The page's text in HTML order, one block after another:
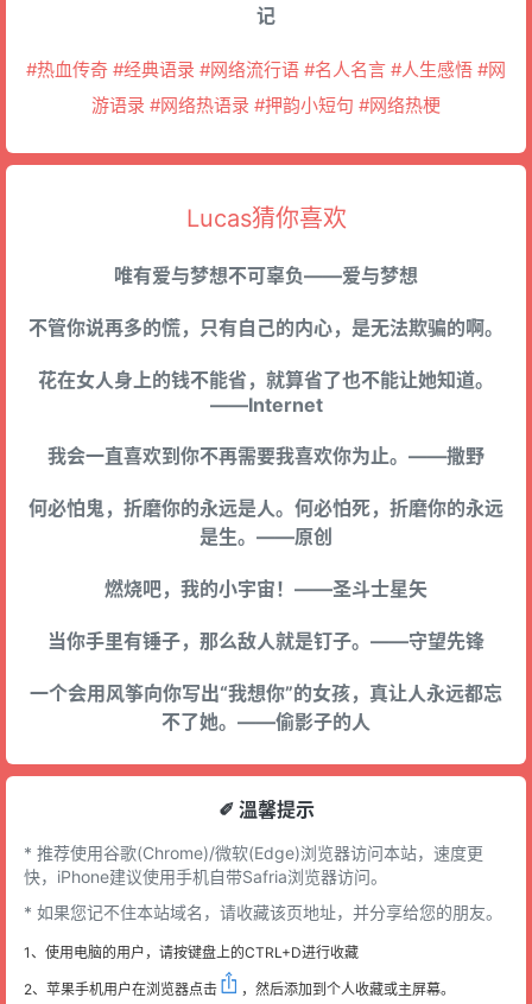
记
#热血传奇 #经典语录 #网络流行语 #名人名言 #人生感悟 #网
游语录 #网络热语录 #押韵小短句 #网络热梗
Lucas猜你喜欢
唯有爱与梦想不可辜负——爱与梦想
不管你说再多的慌，只有自己的内心，是无法欺骗的啊。
花在女人身上的钱不能省，就算省了也不能让她知道。
——Internet
我会一直喜欢到你不再需要我喜欢你为止。——撒野
何必怕鬼，折磨你的永远是人。何必怕死，折磨你的永远
是生。——原创
燃烧吧，我的小宇宙！——圣斗士星矢
当你手里有锤子，那么敌人就是钉子。——守望先锋
一个会用风筝向你写出“我想你”的女孩，真让人永远都忘
不了她。——偷影子的人
✐ 溫馨提示
* 推荐使用谷歌(Chrome)/微软(Edge)浏览器访问本站，速度更
快，iPhone建议使用手机自带Safria浏览器访问。
* 如果您记不住本站域名，请收藏该页地址，并分享给您的朋友。
1、使用电脑的用户，请按键盘上的CTRL+D进行收藏
2、苹果手机用户在浏览器点击 ，然后添加到个人收藏或主屏幕。